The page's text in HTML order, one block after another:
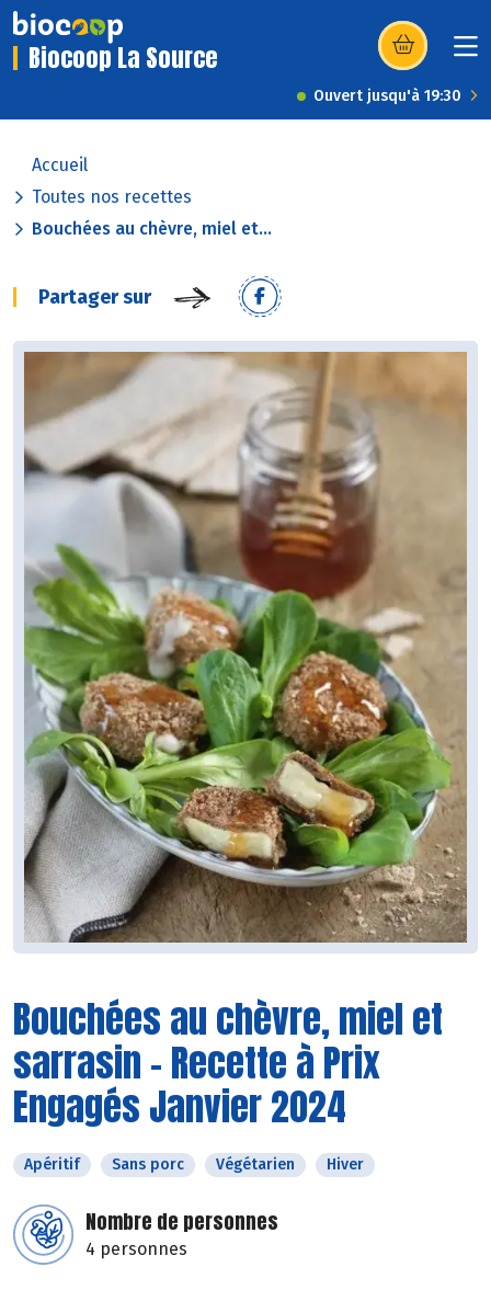
Biocoop La Source (s’ouvre dans
Ouvert jusqu'à 19:30
Accueil
Toutes nos recettes
Bouchées au chèvre, miel et...
Partager sur
Bouchées au chèvre, miel et
sarrasin - Recette à Prix
Engagés Janvier 2024
Apéritif Sans porc Végétarien Hiver
Nombre de personnes
4 personnes